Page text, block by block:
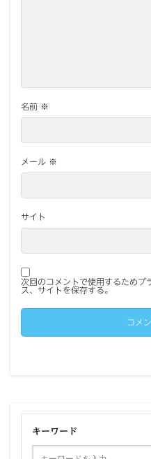
名前 ※
メール ※
サイト
次回のコメントで使用するためブ
ス、サイトを保存する。
キーワード